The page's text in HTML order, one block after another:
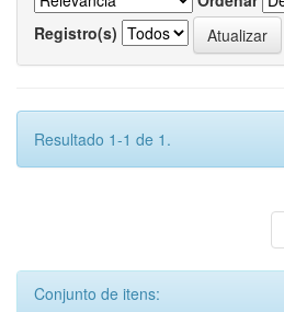
Registro(s)
Resultado 1-1 de 1.
Conjunto de itens: